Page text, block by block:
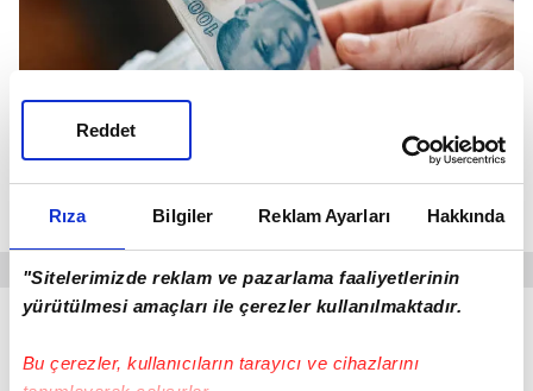
Rıza Bilgiler Reklam Ayarları Hakkında
"Sitelerimizde reklam ve pazarlama faaliyetlerinin
yürütülmesi amaçları ile çerezler kullanılmaktadır.
Bu çerezler, kullanıcıların tarayıcı ve cihazlarını
Reddet
çıkarılıyor